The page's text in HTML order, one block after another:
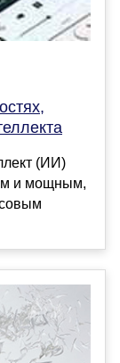
(ИИ)
и мощным,